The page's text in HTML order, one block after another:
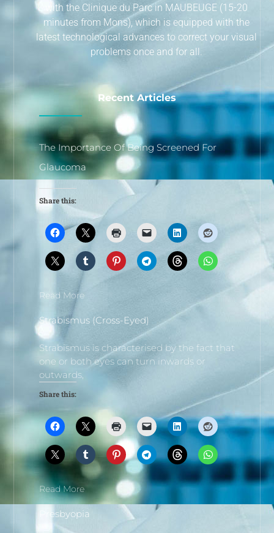
with the Clinique du Parc in MAUBEUGE (15-20
minutes from Mons), which is equipped with the
latest technological advances to correct your visual
problems once and for all.
Recent Articles
The Importance Of Being Screened For
Glaucoma
Share this:
Read More
Strabismus (Cross-Eyed)
Strabismus is characterised by the fact that
one or both eyes can turn inwards or
outwards,
Share this:
Read More
Presbyopia